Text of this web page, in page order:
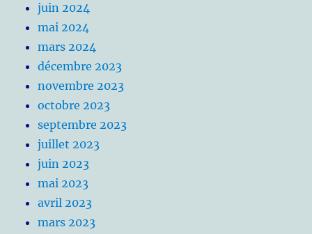
juin 2024
mai 2024
mars 2024
décembre 2023
novembre 2023
octobre 2023
septembre 2023
juillet 2023
juin 2023
mai 2023
avril 2023
mars 2023